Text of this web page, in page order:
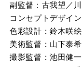
副監督：古我望／
コンセプトデザイ
色彩設計：鈴木咲絵
美術監督：山下泰希
撮影監督：池田健一